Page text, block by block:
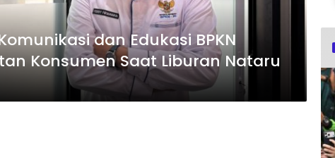
dan Edukasi BPKN
Konsumen Saat Liburan Nataru